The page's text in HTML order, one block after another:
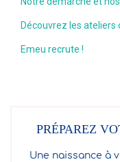
Découvrez les ateliers
Emeu recrute !
PRÉPAREZ
Une naissance à